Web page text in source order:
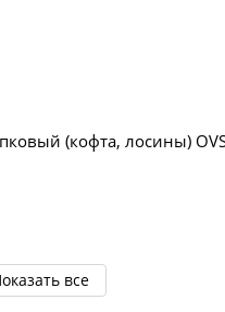
(кофта, лосины)
все